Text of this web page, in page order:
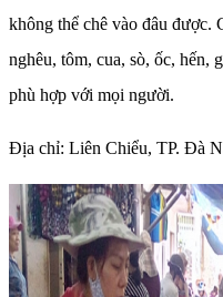
không thể chê vào đâu được.
nghêu, tôm, cua, sò, ốc, hến,
phù hợp với mọi người.
Địa chỉ: Liên Chiểu, TP. Đà